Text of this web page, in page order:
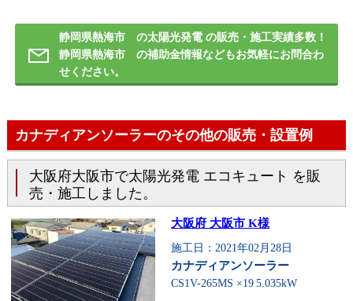
静岡県熱海市 の太陽光発電 の販売・施工実績多数！
静岡県熱海市 の補助金情報などもお気軽にお問合わ
せください。
カナディアンソーラーのその他の販売・設置例
大阪府大阪市で太陽光発電 エコキュート を販
売・施工しました。
大阪府 大阪市 K様
施工日：2021年02月28日
カナディアンソーラー
CS1V-265MS ×19 5.035kW